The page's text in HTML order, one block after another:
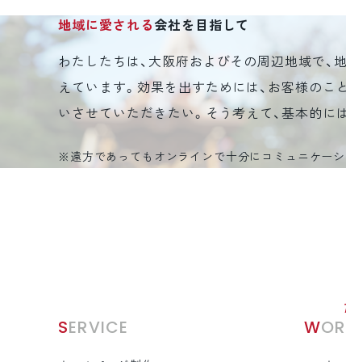
地域に愛される会社を目指して
わたしたちは、大阪府およびその周辺地域で
えています。効果を出すためには、お客様の
いさせていただきたい。そう考えて、基本的
※遠方であってもオンラインで十分にコミュニケーシ
SERVICE